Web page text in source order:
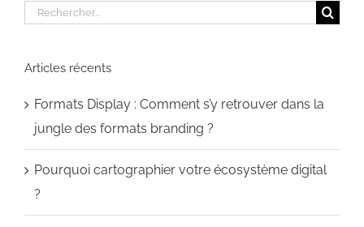
Rechercher:
Articles récents
Formats Display : Comment s’y retrouver dans la
jungle des formats branding ?
Pourquoi cartographier votre écosystème digital
?